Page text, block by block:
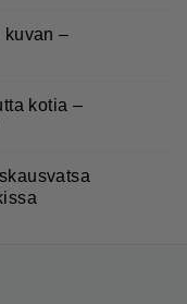
kuvan –
kotia –